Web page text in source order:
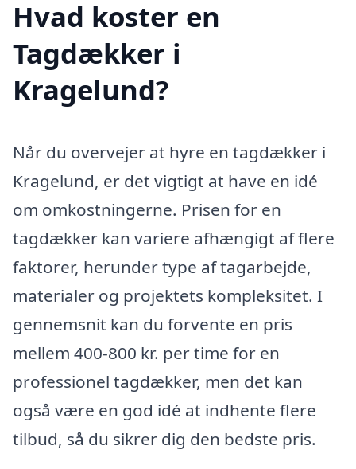
Hvad koster en
Tagdækker i
Kragelund?
Når du overvejer at hyre en tagdækker i
Kragelund, er det vigtigt at have en idé
om omkostningerne. Prisen for en
tagdækker kan variere afhængigt af flere
faktorer, herunder type af tagarbejde,
materialer og projektets kompleksitet. I
gennemsnit kan du forvente en pris
mellem 400-800 kr. per time for en
professionel tagdækker, men det kan
også være en god idé at indhente flere
tilbud, så du sikrer dig den bedste pris.